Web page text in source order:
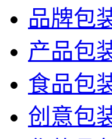
品牌包
产品包
食品包
创意包